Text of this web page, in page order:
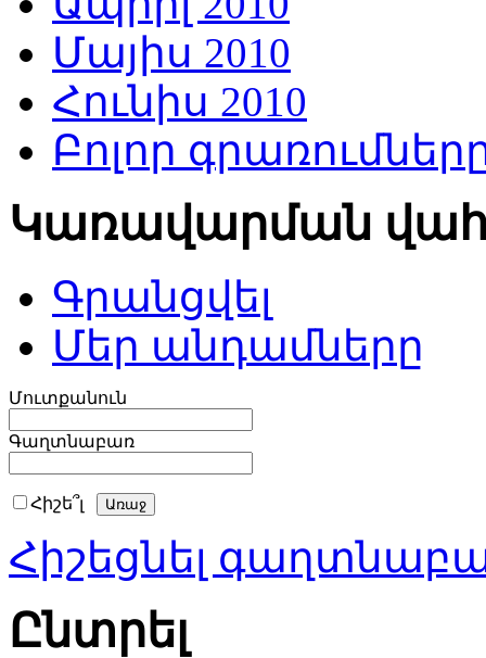
Մայիս 2010
Հունիս 2010
Բոլոր
Կառավարման
Գրանցվել
Մեր անդամները
Մուտքանուն
Գաղտնաբառ
Հիշե՞լ
Հիշեցնել
Ընտրել